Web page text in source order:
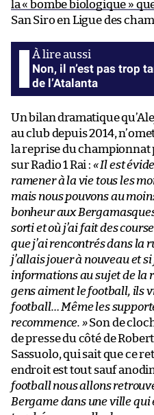
la « bombe biologique »
San Siro en Ligue des
Non, il n’est pas trop
de l’Atalanta
Un bilan dramatique
au club depuis 2014,
la reprise du championnat
sur Radio 1 Rai : « Il est
ramener à la vie tous les
mais nous pouvons au
bonheur aux
sorti et où j’ai fait des
que j’ai rencontrés dans la
j’allais jouer à nouveau et
informations au sujet de la
gens aiment le football, ils
football… Même les
recommence. »Son de
de presse du côté de
Sassuolo, qui sait que ce
endroit est tout sauf
football nous allons
Bergame dans une ville